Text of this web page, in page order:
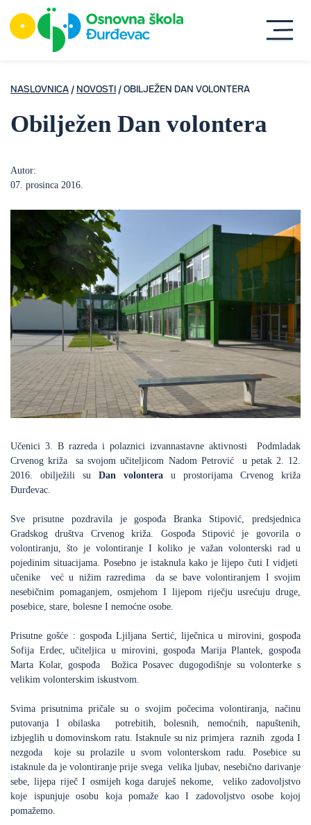
NASLOVNICA / NOVOSTI / OBILJEŽEN DAN VOLONTERA
Obilježen Dan volontera
Autor:
07. prosinca 2016.
Učenici 3. B razreda i polaznici izvannastavne aktivnosti Podmladak
Crvenog križa sa svojom učiteljicom Nadom Petrović u petak 2. 12.
2016. obilježili su Dan volontera u prostorijama Crvenog križa
Đurđevac.
Sve prisutne pozdravila je gospođa Branka Stipović, predsjednica
Gradskog društva Crvenog križa. Gospođa Stipović je govorila o
volontiranju, što je volontiranje I koliko je važan volonterski rad u
pojedinim situacijama. Posebno je istaknula kako je lijepo čuti I vidjeti
učenike već u nižim razredima da se bave volontiranjem I svojim
nesebičnim pomaganjem, osmjehom I lijepom riječju usrećuju druge,
posebice, stare, bolesne I nemoćne osobe.
Prisutne gošće : gospođa Ljiljana Sertić, liječnica u mirovini, gospođa
Sofija Erdec, učiteljica u mirovini, gospođa Marija Plantek, gospođa
Marta Kolar, gospođa Božica Posavec dugogodišnje su volonterke s
velikim volonterskim iskustvom.
Svima prisutnima pričale su o svojim počecima volontiranja, načinu
putovanja I obilaska potrebitih, bolesnih, nemoćnih, napuštenih,
izbjeglih u domovinskom ratu. Istaknule su niz primjera raznih zgoda I
nezgoda koje su prolazile u svom volonterskom radu. Posebice su
istaknule da je volontiranje prije svega velika ljubav, nesebično darivanje
sebe, lijepa riječ I osmijeh koga daruješ nekome, veliko zadovoljstvo
koje ispunjuje osobu koja pomaže kao I zadovoljstvo osobe kojoj
pomažemo.